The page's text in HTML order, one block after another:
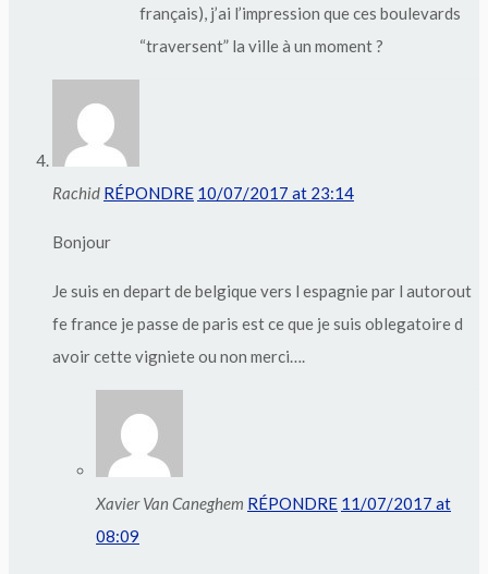
français), j’ai l’impression que ces boulevards
“traversent” la ville à un moment ?
Rachid RÉPONDRE 10/07/2017 at 23:14
Bonjour
Je suis en depart de belgique vers l espagnie par l autorout
fe france je passe de paris est ce que je suis oblegatoire d
avoir cette vigniete ou non merci….
Xavier Van Caneghem RÉPONDRE 11/07/2017 at
08:09